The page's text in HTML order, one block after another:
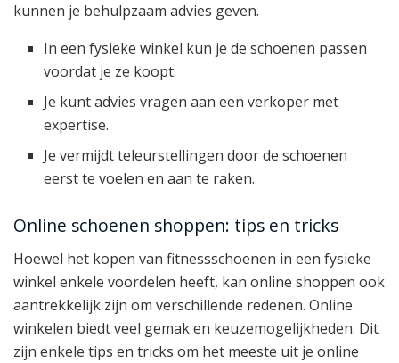
kunnen je behulpzaam advies geven.
In een fysieke winkel kun je de schoenen passen
voordat je ze koopt.
Je kunt advies vragen aan een verkoper met
expertise.
Je vermijdt teleurstellingen door de schoenen
eerst te voelen en aan te raken.
Online schoenen shoppen: tips en tricks
Hoewel het kopen van fitnessschoenen in een fysieke
winkel enkele voordelen heeft, kan online shoppen ook
aantrekkelijk zijn om verschillende redenen. Online
winkelen biedt veel gemak en keuzemogelijkheden. Dit
zijn enkele tips en tricks om het meeste uit je online